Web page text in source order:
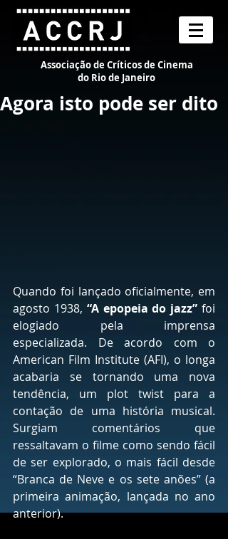
Associação de Críticos de Cinema
do Rio de Janeiro
Agora isto pode ser dito
Quando foi lançado oficialmente, em
agosto 1938, “A epopeia do jazz” foi
elogiado pela imprensa
especializada. De acordo com o
American Film Institute (AFI), o longa
acabaria se tornando uma nova
tendência, um plot twist para a
contação de uma história musical.
Surgiam comentários que
ressaltavam o filme como sendo fácil
de ser explorado, o mais fácil desde
“Branca de Neve e os sete anões” (a
primeira animação, lançada no ano
anterior).